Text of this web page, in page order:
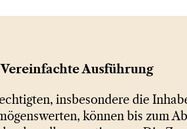
Ausführung
insbesondere die
können bis zum